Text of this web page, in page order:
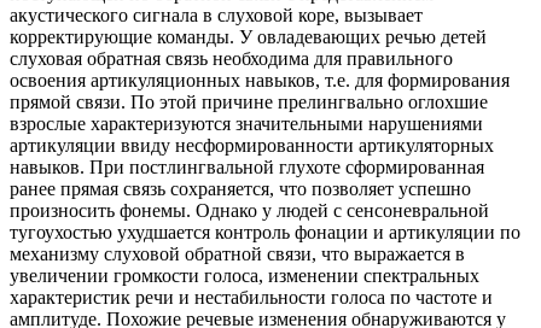
акустического сигнала в слуховой коре, вызывает
корректирующие команды. У овладевающих речью детей
слуховая обратная связь необходима для правильного
освоения артикуляционных навыков, т.е. для формирования
прямой связи. По этой причине прелингвально оглохшие
взрослые характеризуются значительными нарушениями
артикуляции ввиду несформированности артикуляторных
навыков. При постлингвальной глухоте сформированная
ранее прямая связь сохраняется, что позволяет успешно
произносить фонемы. Однако у людей с сенсоневральной
тугоухостью ухудшается контроль фонации и артикуляции по
механизму слуховой обратной связи, что выражается в
увеличении громкости голоса, изменении спектральных
характеристик речи и нестабильности голоса по частоте и
амплитуде. Похожие речевые изменения обнаруживаются у